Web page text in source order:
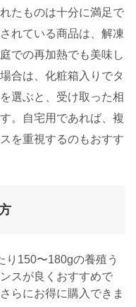
たものは十分に満足で
れている商品は、解凍
での再加熱でも美味し
合は、化粧箱入りでタ
選ぶと、受け取った相
。自宅用であれば、複
を重視するのもおすす
り150〜180gの養殖う
スが良くおすすめで
らにお得に購入できま